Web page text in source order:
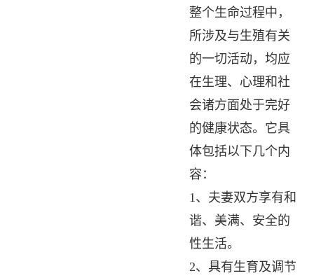
整个生命过程中，
所涉及与生殖有关
的一切活动，均应
在生理、心理和社
会诸方面处于完好
的健康状态。它具
体包括以下几个内
容：
1、夫妻双方享有和
谐、美满、安全的
性生活。
2、具有生育及调节